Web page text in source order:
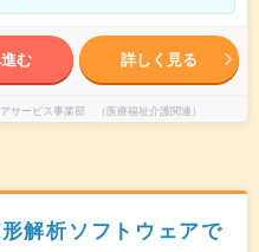
む 詳しく見る
サービス事業部 （医療福祉介護関連）
解析ソフトウェアで